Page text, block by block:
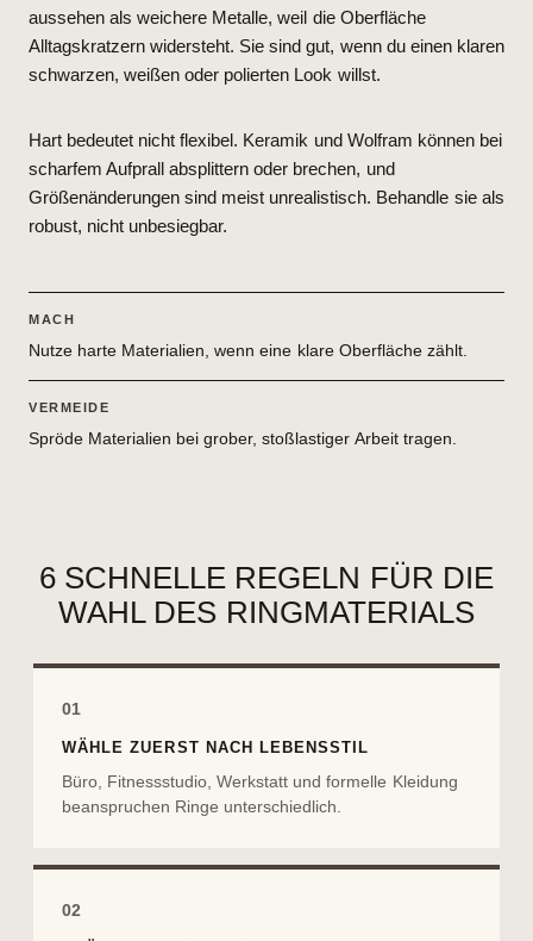
aussehen als weichere Metalle, weil die Oberfläche
Alltagskratzern widersteht. Sie sind gut, wenn du einen klaren
schwarzen, weißen oder polierten Look willst.
Hart bedeutet nicht flexibel. Keramik und Wolfram können bei
scharfem Aufprall absplittern oder brechen, und
Größenänderungen sind meist unrealistisch. Behandle sie als
robust, nicht unbesiegbar.
MACH
Nutze harte Materialien, wenn eine klare Oberfläche zählt.
VERMEIDE
Spröde Materialien bei grober, stoßlastiger Arbeit tragen.
6 SCHNELLE REGELN FÜR DIE
WAHL DES RINGMATERIALS
01
WÄHLE ZUERST NACH LEBENSSTIL
Büro, Fitnessstudio, Werkstatt und formelle Kleidung
beanspruchen Ringe unterschiedlich.
02